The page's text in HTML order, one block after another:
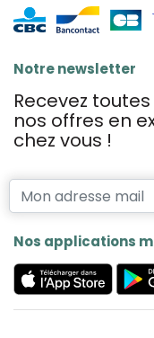
Notre newsletter
Recevez
nos offres en
chez vous !
Nos applications